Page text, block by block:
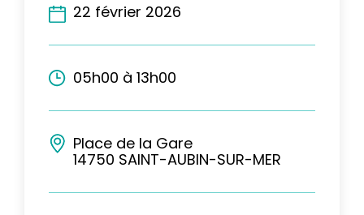
22 février 2026
05h00 à 13h00
Place de la Gare
14750 SAINT-AUBIN-SUR-MER